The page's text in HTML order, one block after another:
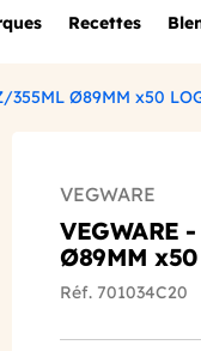
Recettes
355ML Ø89MM x50
VEGWARE
VEGWARE
Ø89MM x50
Réf. 701034C20